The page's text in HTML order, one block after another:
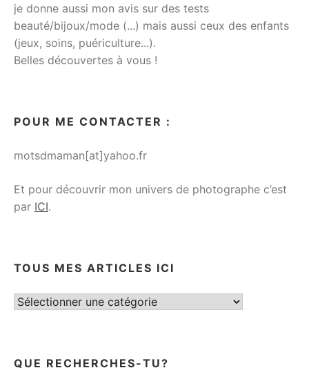
je donne aussi mon avis sur des tests
beauté/bijoux/mode (...) mais aussi ceux des enfants
(jeux, soins, puériculture...).
Belles découvertes à vous !
POUR ME CONTACTER :
motsdmaman[at]yahoo.fr
Et pour découvrir mon univers de photographe c’est
par ICI.
TOUS MES ARTICLES ICI
Tous
QUE RECHERCHES-TU?